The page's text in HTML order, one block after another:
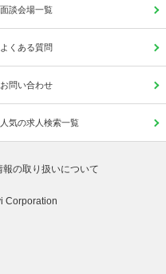
面談会場一覧
よくある質問
お問い合わせ
人気の求人検索一覧
報の取り扱いについて
Corporation